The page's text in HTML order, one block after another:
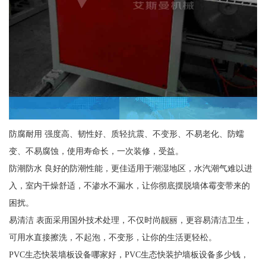
防腐耐用 强度高、韧性好、质轻抗震、不变形、不易老化、防蠕
变、不易腐蚀，使用寿命长，一次装修，受益。
防潮防水 良好的防潮性能，更佳适用于潮湿地区，水汽潮气难以进
入，室内干燥舒适，不渗水不漏水，让你彻底摆脱墙体霉变带来的
困扰。
易清洁 表面采用国外技术处理，不仅时尚靓丽，更容易清洁卫生，
可用水直接擦洗，不起泡，不变形，让你的生活更轻松。
PVC生态快装墙板设备哪家好，PVC生态快装护墙板设备多少钱，